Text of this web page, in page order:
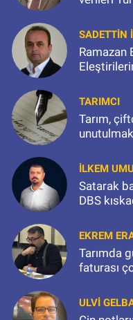
SADETTIN
Ramazan
TARIMCI
Tarım,
İLKEM
Satarak
DBS
EKREM
Tarımda
faturası
ULVI